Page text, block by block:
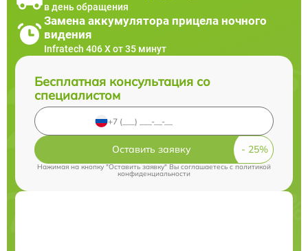
в день обращения
Замена аккумулятора прицела ночного
видения
Infratech 406 Х от 35 минут
Бесплатная консультация со
специалистом
Оставить заявку
Нажимая на кнопку "Оставить заявку" Вы соглашаетесь cполитикой
конфиденциальности